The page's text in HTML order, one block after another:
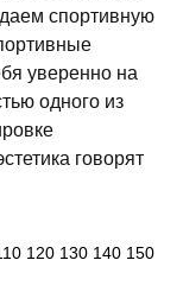
спортивную
уверенно на
одного из
говорят
120130140150